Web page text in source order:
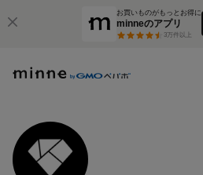
お買いものがもっとお得に
minneのアプリ
3万件以上